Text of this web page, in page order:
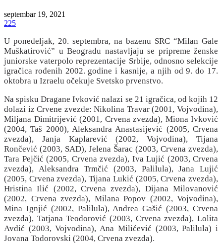
septembar 19, 2021
225
U ponedeljak, 20. septembra, na bazenu SRC “Milan Gale
Muškatirović” u Beogradu nastavljaju se pripreme ženske
juniorske vaterpolo reprezentacije Srbije, odnosno selekcije
igračica rođenih 2002. godine i kasnije, a njih od 9. do 17.
oktobra u Izraelu očekuje Svetsko prvenstvo.
Na spisku Dragane Ivković nalazi se 21 igračica, od kojih 12
dolazi iz Crvene zvezde: Nikolina Travar (2001, Vojvodina),
Miljana Dimitrijević (2001, Crvena zvezda), Miona Ivković
(2004, Taš 2000), Aleksandra Anastasijević (2005, Crvena
zvezda), Janja Kaplarević (2002, Vojvodina), Tijana
Rončević (2003, SAD), Jelena Šarac (2003, Crvena zvezda),
Tara Pejčić (2005, Crvena zvezda), Iva Lujić (2003, Crvena
zvezda), Aleksandra Trmčić (2003, Palilula), Jana Lujić
(2005, Crvena zvezda), Tijana Lukić (2005, Crvena zvezda),
Hristina Ilić (2002, Crvena zvezda), Dijana Milovanović
(2002, Crvena zvezda), Milana Popov (2002, Vojvodina),
Mina Ignjić (2002, Palilula), Andrea Gašić (2003, Crvena
zvezda), Tatjana Teodorović (2003, Crvena zvezda), Lolita
Avdić (2003, Vojvodina), Ana Milićević (2003, Palilula) i
Jovana Todorovski (2004, Crvena zvezda).